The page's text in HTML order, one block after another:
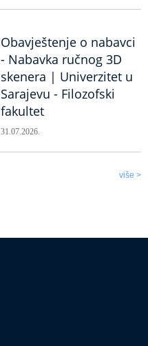
Obavještenje o nabavci
- Nabavka ručnog 3D
skenera | Univerzitet u
Sarajevu - Filozofski
fakultet
31.07.2026.
više >